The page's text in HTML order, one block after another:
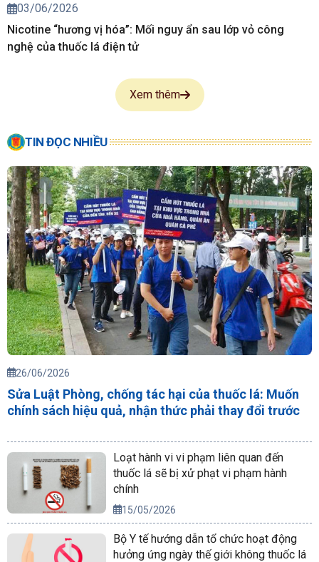
03/06/2026
Nicotine “hương vị hóa”: Mối nguy ẩn sau lớp vỏ công
nghệ của thuốc lá điện tử
Xem thêm
TIN ĐỌC NHIỀU
26/06/2026
Sửa Luật Phòng, chống tác hại của thuốc lá: Muốn
chính sách hiệu quả, nhận thức phải thay đổi trước
Loạt hành vi vi phạm liên quan đến
thuốc lá sẽ bị xử phạt vi phạm hành
chính
15/05/2026
Bộ Y tế hướng dẫn tổ chức hoạt động
hưởng ứng ngày thế giới không thuốc lá